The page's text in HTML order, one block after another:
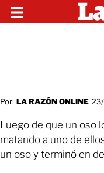
Por: LA RAZÓN ONLINE
Luego de que un oso
matando a uno de
un oso y terminó en